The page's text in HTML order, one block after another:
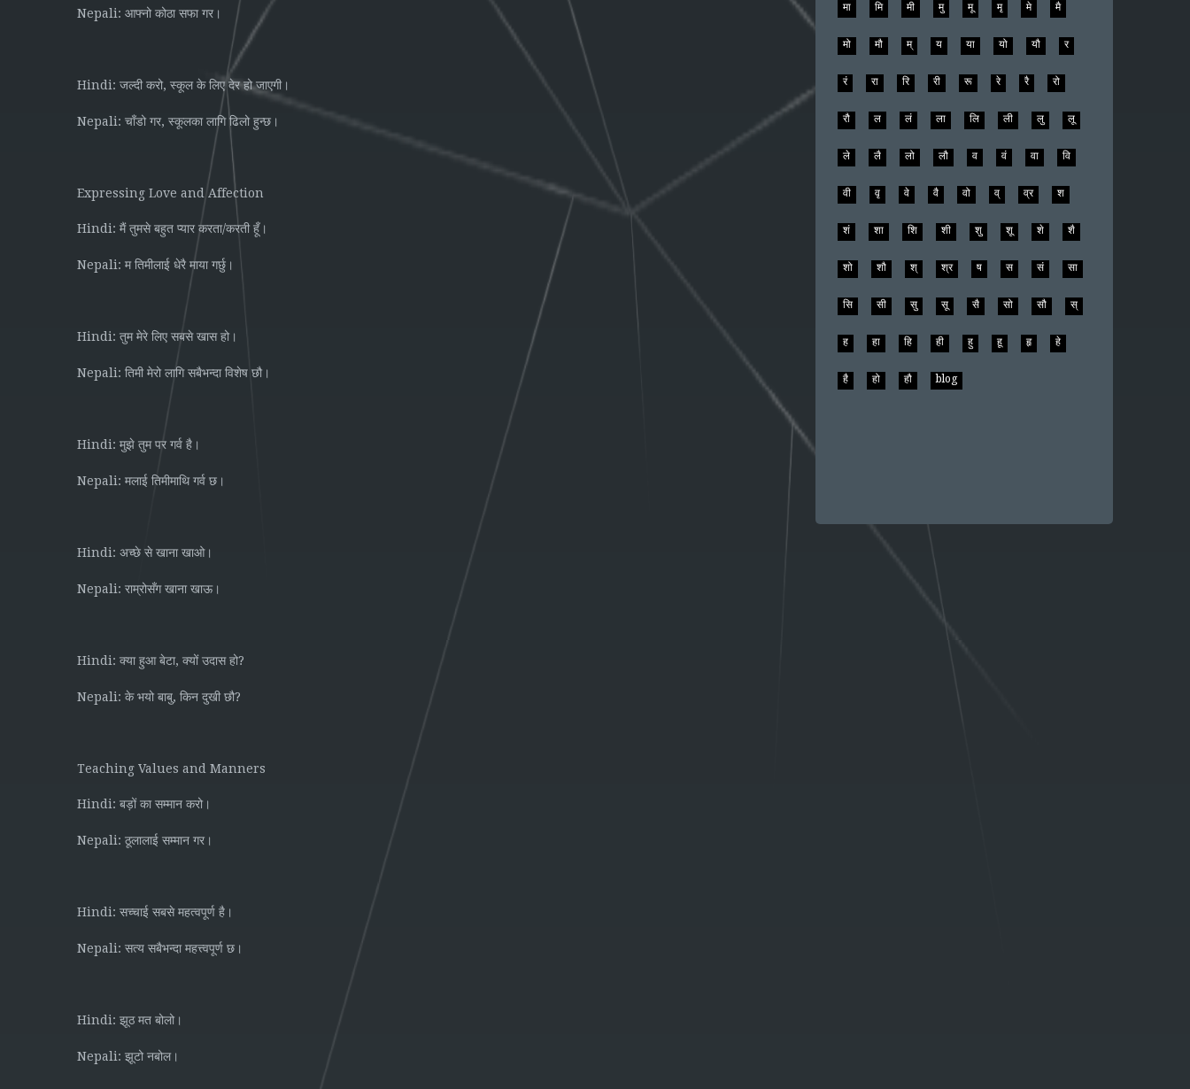
Nepali: आफ्नो कोठा सफा गर।
Hindi: जल्दी करो, स्कूल के लिए देर हो जाएगी।
Nepali: चाँडो गर, स्कूलका लागि ढिलो हुन्छ।
Expressing Love and Affection
Hindi: मैं तुमसे बहुत प्यार करता/करती हूँ।
Nepali: म तिमीलाई धेरै माया गर्छु।
Hindi: तुम मेरे लिए सबसे खास हो।
Nepali: तिमी मेरो लागि सबैभन्दा विशेष छौ।
Hindi: मुझे तुम पर गर्व है।
Nepali: मलाई तिमीमाथि गर्व छ।
Hindi: अच्छे से खाना खाओ।
Nepali: राम्रोसँग खाना खाऊ।
Hindi: क्या हुआ बेटा, क्यों उदास हो?
Nepali: के भयो बाबु, किन दुखी छौ?
Teaching Values and Manners
Hindi: बड़ों का सम्मान करो।
Nepali: ठूलालाई सम्मान गर।
Hindi: सच्चाई सबसे महत्वपूर्ण है।
Nepali: सत्य सबैभन्दा महत्त्वपूर्ण छ।
Hindi: झूठ मत बोलो।
Nepali: झूटो नबोल।
मा मि मी मु मू मृ मे मै
मो मौ म् य या यो यौ र
रं रा रि री रू रे रै रो
रौ ल लं ला लि ली लु लू
ले लै लो लौ व वं वा वि
वी वृ वे वै वो व् व्र श
शं शा शि शी शु शू शे शै
शो शौ श् श्र ष स सं सा
सि सी सु सू सै सो सौ स्
ह हा हि ही हु हू हृ हे
है हो हौ blog